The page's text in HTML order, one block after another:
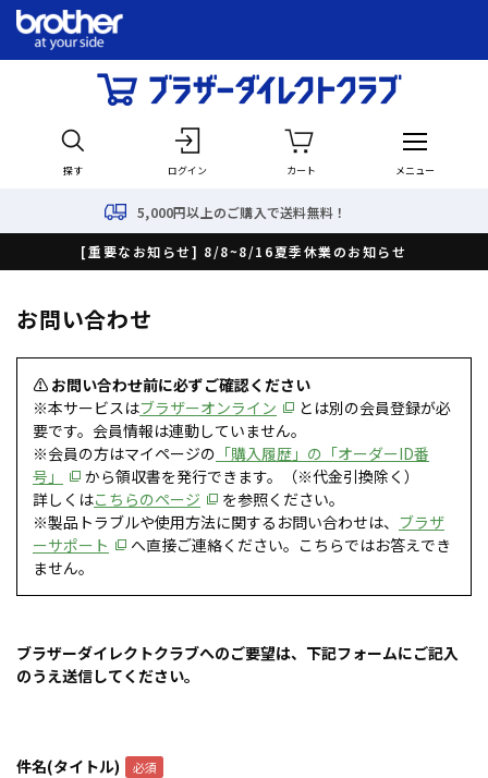
探す ログイン カート メニュー
5,000円以上のご購入で送料無料！
[重要なお知らせ] 8/8~8/16夏季休業のお知らせ
お問い合わせ
⚠ お問い合わせ前に必ずご確認ください
※本サービスはブラザーオンライン
とは別の会員登録が必
要です。会員情報は連動していません。
※会員の方はマイページの 「購入履歴」の「オーダーID番
号」
から領収書を発行できます。（※代金引換除く）
詳しくはこちらのページ
を参照ください。
※製品トラブルや使用方法に関するお問い合わせは、 ブラザ
ーサポート
へ直接ご連絡ください。こちらではお答えでき
ません。
ブラザーダイレクトクラブへのご要望は、下記フォームにご記入
のうえ送信してください。
件名(タイトル)